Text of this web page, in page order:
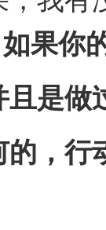
如果你
且是做
的，行